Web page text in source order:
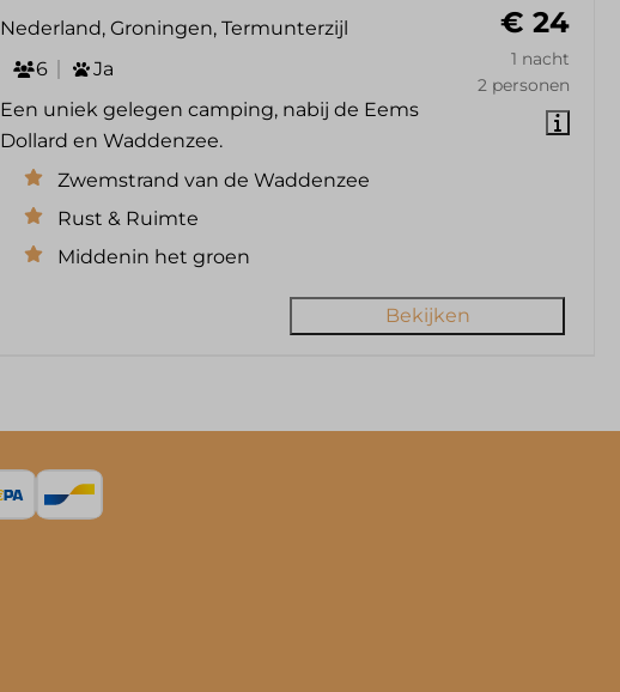
€ 24
1 nacht
2 personen
Nederland, Groningen, Termunterzijl
6
Ja
Een uniek gelegen camping, nabij de Eems
Dollard en Waddenzee.
Zwemstrand van de Waddenzee
Rust & Ruimte
Middenin het groen
Bekijken